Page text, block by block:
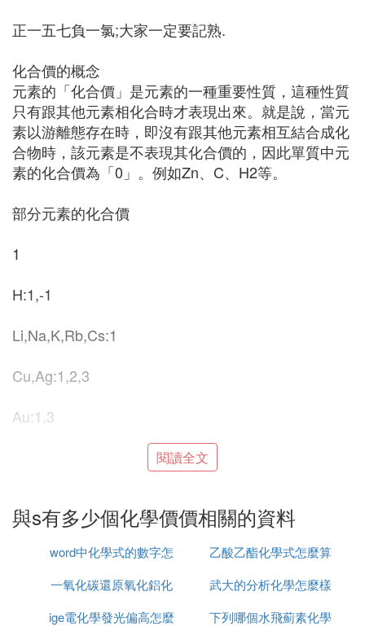
正一五七負一氯;大家一定要記熟.
化合價的概念
元素的「化合價」是元素的一種重要性質，這種性質
只有跟其他元素相化合時才表現出來。就是說，當元
素以游離態存在時，即沒有跟其他元素相互結合成化
合物時，該元素是不表現其化合價的，因此單質中元
素的化合價為「0」。例如Zn、C、H2等。
部分元素的化合價
1
H:1,-1
Li,Na,K,Rb,Cs:1
Cu,Ag:1,2,3
Au:1,3
B,Al,Sc,Ga,Y,La,Pr-Lu,Ac:3
閱讀全文
與s有多少個化學價價相關的資料
word中化學式的數字怎
麼打出來
乙酸乙酯化學式怎麼算
一氧化碳還原氧化鋁化
學方程式怎麼配平
武大的分析化學怎麼樣
ige電化學發光偏高怎麼
下列哪個水飛薊素化學